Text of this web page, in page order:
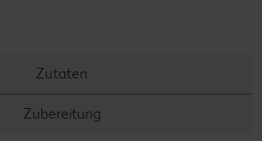
Zutaten
Zubereitung